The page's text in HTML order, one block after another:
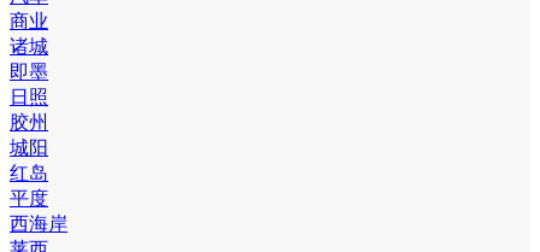
商业
诸城
即墨
日照
胶州
城阳
红岛
平度
西海岸